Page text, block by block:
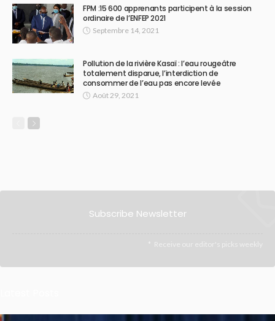
FPM :15 600 apprenants participent à la session
ordinaire de l’ENFEP 2021
Septembre 14, 2021
Pollution de la rivière Kasaï : l’eau rougeâtre
totalement disparue, l’interdiction de
consommer de l’eau pas encore levée
Août 29, 2021
Subscribe Newsletter
Receive our editor's picks weekly